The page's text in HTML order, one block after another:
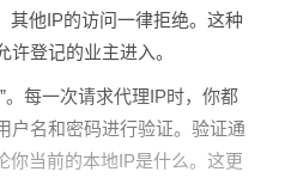
其他IP的访问一律拒绝。这种
登记的业主进入。
。每一次请求代理IP时，你都
户名和密码进行验证。验证通
你当前的本地IP是什么。这更